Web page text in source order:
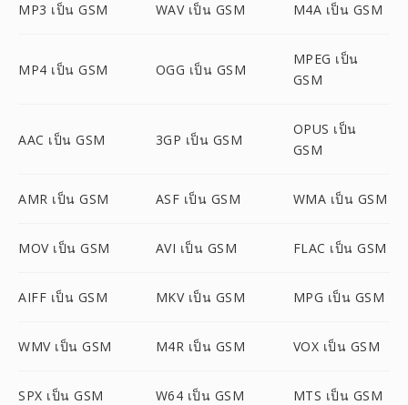
MP3 เป็น GSM WAV เป็น GSM M4A เป็น GSM
MP4 เป็น GSM OGG เป็น GSM
MPEG เป็น
GSM
AAC เป็น GSM 3GP เป็น GSM
OPUS เป็น
GSM
AMR เป็น GSM ASF เป็น GSM WMA เป็น GSM
MOV เป็น GSM AVI เป็น GSM FLAC เป็น GSM
AIFF เป็น GSM MKV เป็น GSM MPG เป็น GSM
WMV เป็น GSM M4R เป็น GSM VOX เป็น GSM
SPX เป็น GSM W64 เป็น GSM MTS เป็น GSM